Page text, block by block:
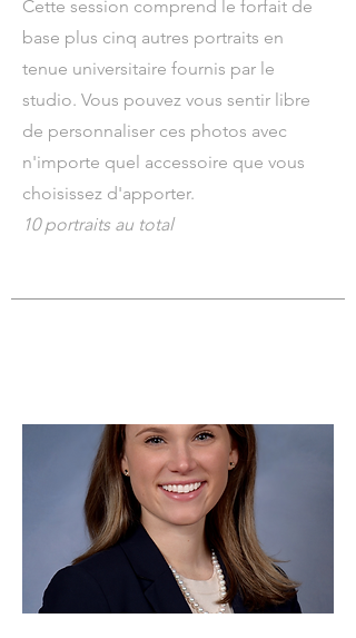
Cette session comprend le forfait de
base plus cinq autres portraits en
tenue universitaire fournis par le
studio. Vous pouvez vous sentir libre
de personnaliser ces photos avec
n'importe quel accessoire que vous
choisissez d'apporter.
10 portraits au total